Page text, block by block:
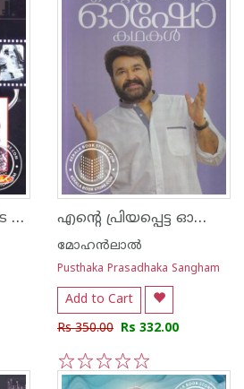
ജനപ്രിയ സിനിമയുടെ രാജശില്‍പ്പികള്‍ എന്റെ പ്രിയപ്പെട്ട ഓഷോ കഥകള്‍
മോഹന്‍ലാല്‍
Pusthaka Prasadhaka Sangham
Add to Cart
Rs 350.00 Rs 332.00
5
4
3
2
1